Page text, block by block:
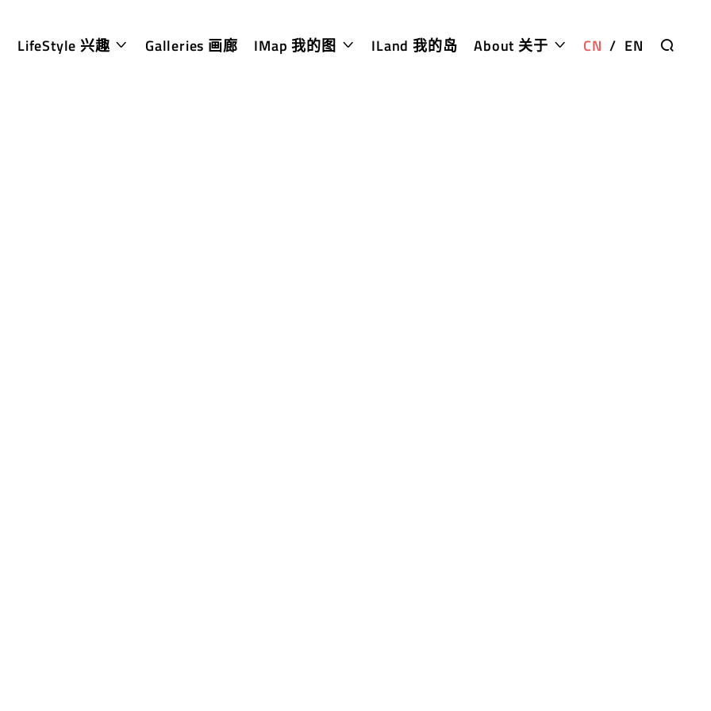
LifeStyle 兴趣 Galleries 画廊 IMap 我的图 ILand 我的岛 About 关于 CN / EN